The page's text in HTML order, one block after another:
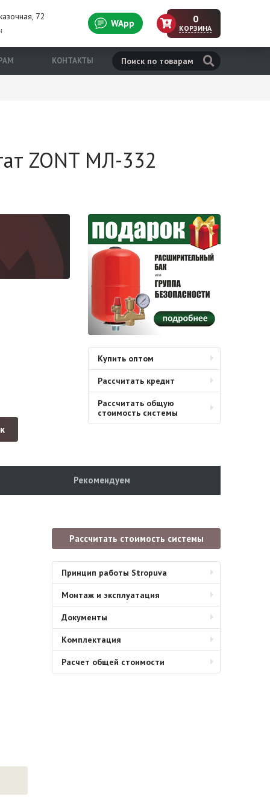
72
WApp 0
КОРЗИНА
КОНТАКТЫ
ZONT МЛ-332
Купить оптом
Рассчитать кредит
Рассчитать общую
стоимость системы
Рекомендуем
Рассчитать стоимость системы
Принцип работы Stropuva
Монтаж и эксплуатация
Документы
Комплектация
Расчет общей стоимости